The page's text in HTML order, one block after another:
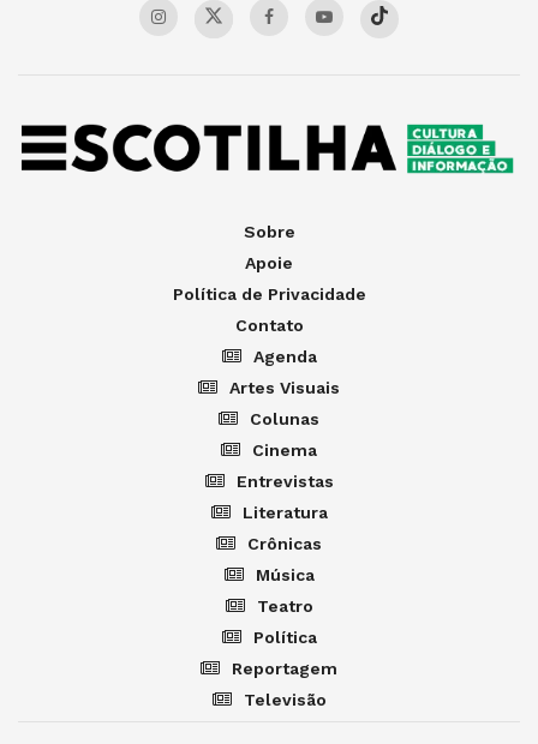
Sobre
Apoie
Política de Privacidade
Contato
Agenda
Artes Visuais
Colunas
Cinema
Entrevistas
Literatura
Crônicas
Música
Teatro
Política
Reportagem
Televisão